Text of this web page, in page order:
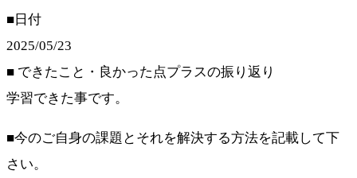
■日付
2025/05/23
■ できたこと・良かった点プラスの振り返り
学習できた事です。
■今のご自身の課題とそれを解決する方法を記載して下
さい。